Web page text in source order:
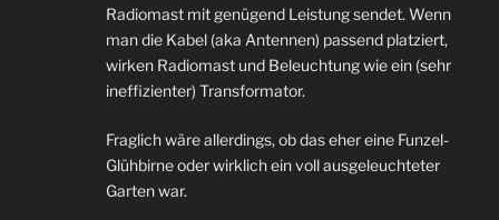
Radiomast mit genügend Leistung sendet. Wenn
man die Kabel (aka Antennen) passend platziert,
wirken Radiomast und Beleuchtung wie ein (sehr
ineffizienter) Transformator.
Fraglich wäre allerdings, ob das eher eine Funzel-
Glühbirne oder wirklich ein voll ausgeleuchteter
Garten war.